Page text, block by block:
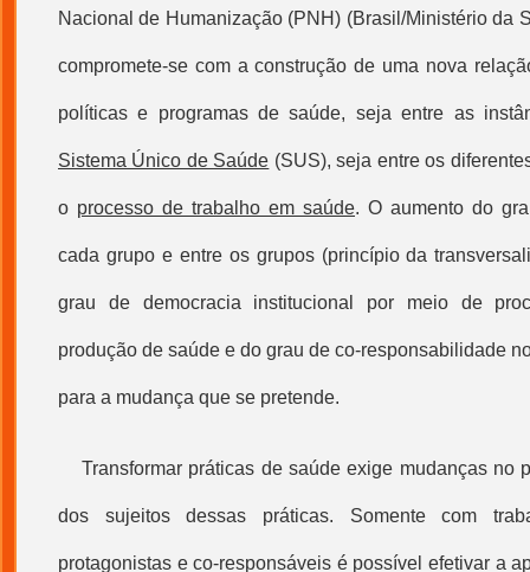
Nacional de Humanização(PNH) (Brasil/Ministério da
compromete-se com a construção de uma nova
políticas e programas de saúde, seja entre as
Sistema Único de Saúde (SUS), seja entre os
o processo de trabalho em saúde. O aumento do
cada grupo e entre os grupos (princípio da
grau de democracia institucional por meio de
produção de saúde e do grau de co-responsabilidade
para a mudança que se pretende.
Transformar práticas de saúde exige mudanças no
dos sujeitos dessas práticas. Somente com
protagonistas e co-responsáveis é possível efetivar a